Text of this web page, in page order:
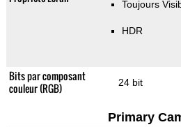
Toujours
HDR
Bits par composant
couleur (RGB)
24 bit
Primary